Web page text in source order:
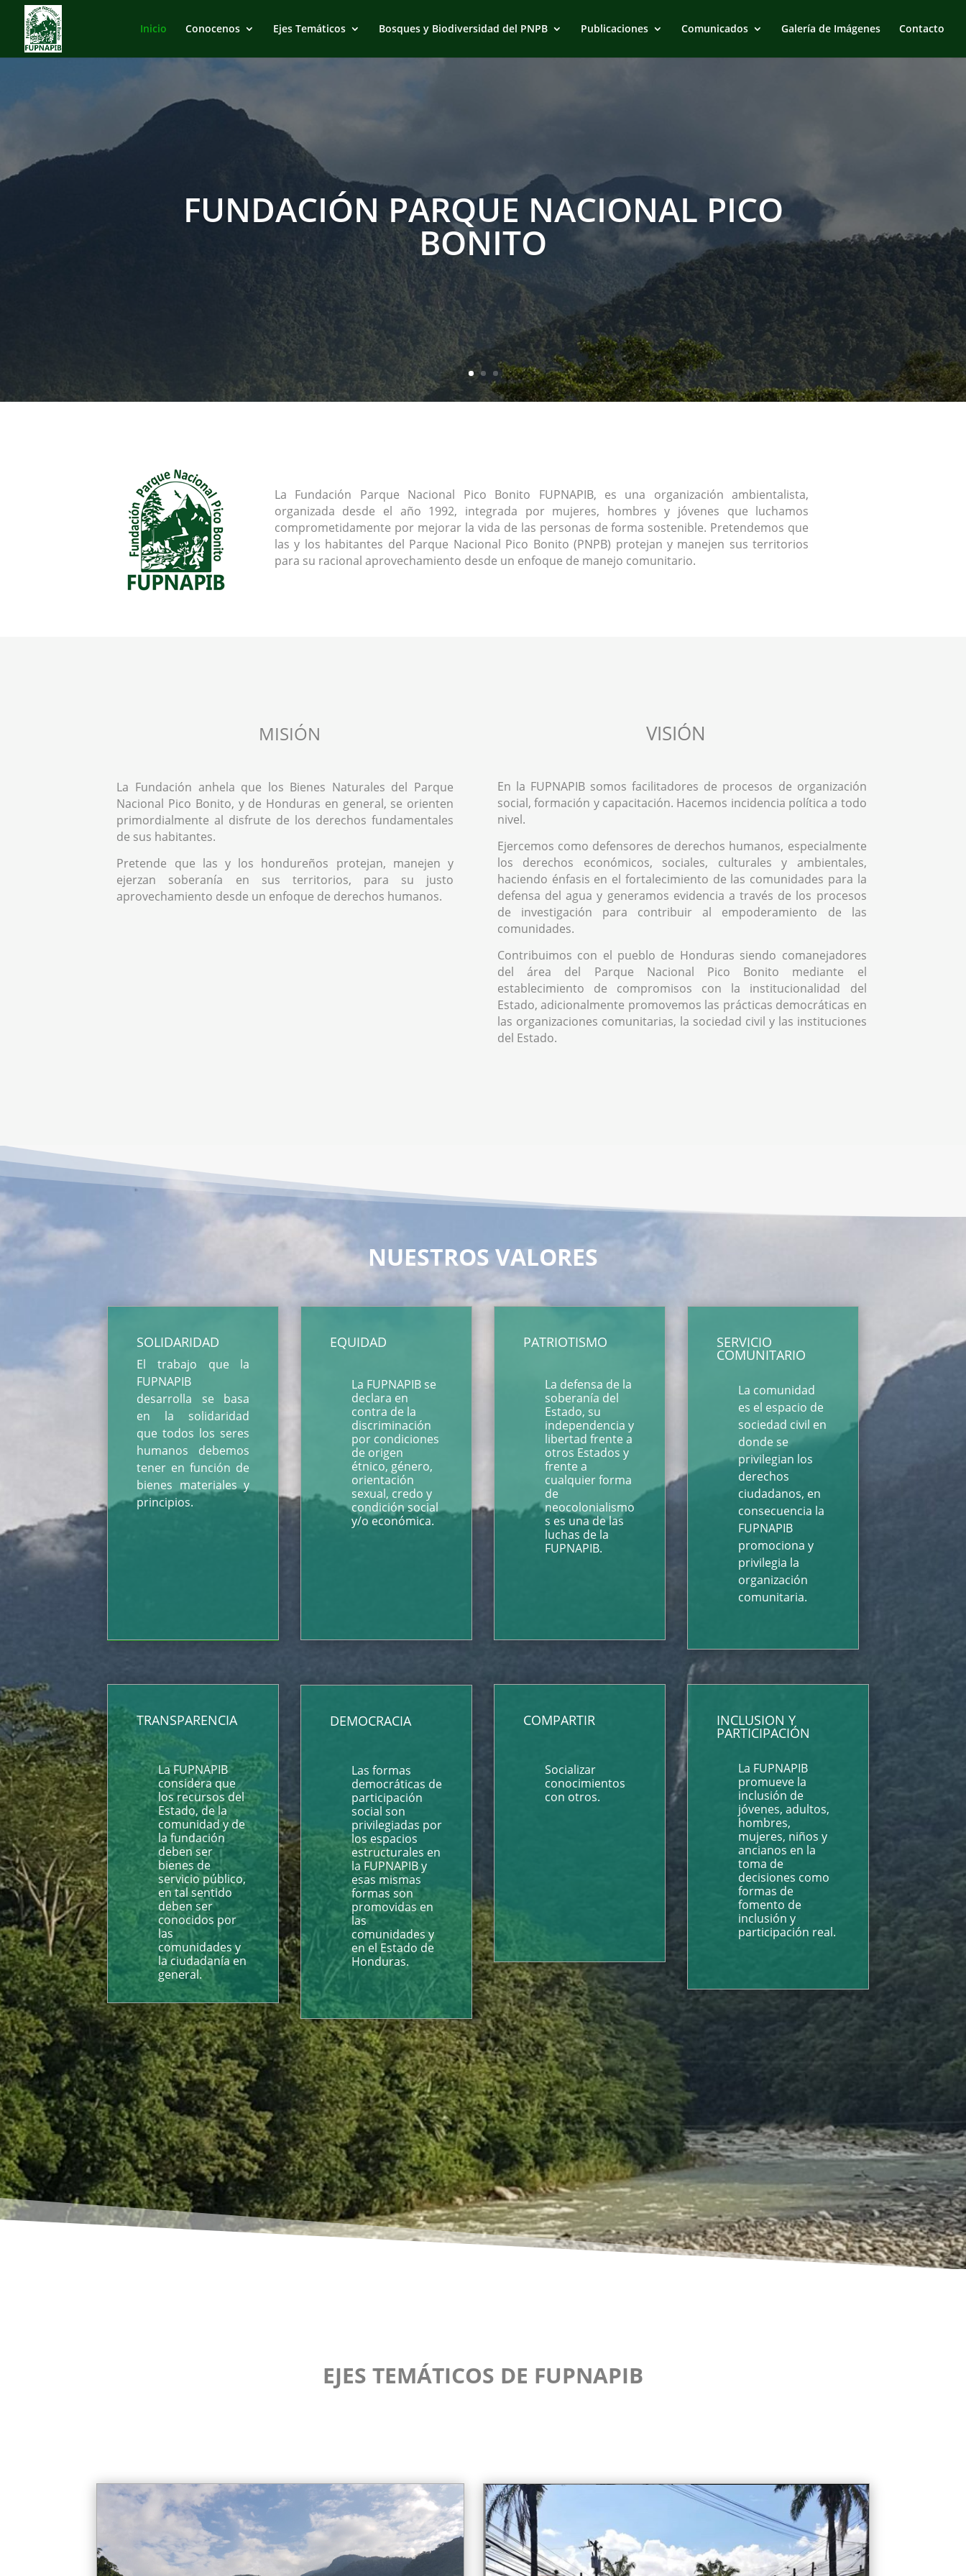
Inicio Conocenos Ejes Temáticos Bosques y Biodiversidad del PNPB Publicaciones Comunicados Galería de Imágenes Contacto
FUNDACIÓN PARQUE NACIONAL PICO
BONITO
La Fundación Parque Nacional Pico Bonito FUPNAPIB, es una organización ambientalista,
organizada desde el año 1992, integrada por mujeres, hombres y jóvenes que luchamos
comprometidamente por mejorar la vida de las personas de forma sostenible. Pretendemos que
las y los habitantes del Parque Nacional Pico Bonito (PNPB) protejan y manejen sus territorios
para su racional aprovechamiento desde un enfoque de manejo comunitario.
MISIÓN
La Fundación anhela que los Bienes Naturales del Parque
Nacional Pico Bonito, y de Honduras en general, se orienten
primordialmente al disfrute de los derechos fundamentales
de sus habitantes.
Pretende que las y los hondureños protejan, manejen y
ejerzan soberanía en sus territorios, para su justo
aprovechamiento desde un enfoque de derechos humanos.
VISIÓN
En la FUPNAPIB somos facilitadores de procesos de organización
social, formación y capacitación. Hacemos incidencia política a todo
nivel.
Ejercemos como defensores de derechos humanos, especialmente
los derechos económicos, sociales, culturales y ambientales,
haciendo énfasis en el fortalecimiento de las comunidades para la
defensa del agua y generamos evidencia a través de los procesos
de investigación para contribuir al empoderamiento de las
comunidades.
Contribuimos con el pueblo de Honduras siendo comanejadores
del área del Parque Nacional Pico Bonito mediante el
establecimiento de compromisos con la institucionalidad del
Estado, adicionalmente promovemos las prácticas democráticas en
las organizaciones comunitarias, la sociedad civil y las instituciones
del Estado.
NUESTROS VALORES
SOLIDARIDAD
El trabajo que la
FUPNAPIB
desarrolla se basa
en la solidaridad
que todos los seres
humanos debemos
tener en función de
bienes materiales y
principios.
EQUIDAD
La FUPNAPIB se
declara en
contra de la
discriminación
por condiciones
de origen
étnico, género,
orientación
sexual, credo y
condición social
y/o económica.
PATRIOTISMO
La defensa de la
soberanía del
Estado, su
independencia y
libertad frente a
otros Estados y
frente a
cualquier forma
de
neocolonialismo
s es una de las
luchas de la
FUPNAPIB.
SERVICIO
COMUNITARIO
La comunidad
es el espacio de
sociedad civil en
donde se
privilegian los
derechos
ciudadanos, en
consecuencia la
FUPNAPIB
promociona y
privilegia la
organización
comunitaria.
TRANSPARENCIA
La FUPNAPIB
considera que
los recursos del
Estado, de la
comunidad y de
la fundación
deben ser
bienes de
servicio público,
en tal sentido
deben ser
conocidos por
las
comunidades y
la ciudadanía en
general.
DEMOCRACIA
Las formas
democráticas de
participación
social son
privilegiadas por
los espacios
estructurales en
la FUPNAPIB y
esas mismas
formas son
promovidas en
las
comunidades y
en el Estado de
Honduras.
COMPARTIR
Socializar
conocimientos
con otros.
INCLUSION Y
PARTICIPACIÓN
La FUPNAPIB
promueve la
inclusión de
jóvenes, adultos,
hombres,
mujeres, niños y
ancianos en la
toma de
decisiones como
formas de
fomento de
inclusión y
participación real.
EJES TEMÁTICOS DE FUPNAPIB